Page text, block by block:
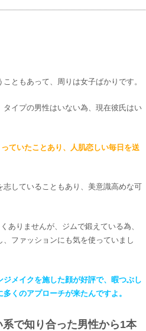
ともあって、周りは女子ばかりです。
イプの男性はいない為、現在彼氏はい
ていたことあり、人肌恋しい毎日を送
志していることもあり、美意識高めな可
ありませんが、ジムで鍛えている為、
ファッションにも気を使っていまし
メイクを施した顔が好評で、暇つぶし
くのアプローチが来たんですよ。
で知り合った男性から1本